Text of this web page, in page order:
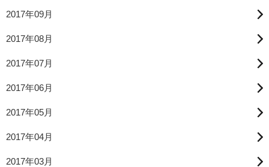
2017年09月
2017年08月
2017年07月
2017年06月
2017年05月
2017年04月
2017年03月